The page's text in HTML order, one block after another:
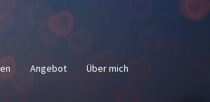
Angebot Über mich